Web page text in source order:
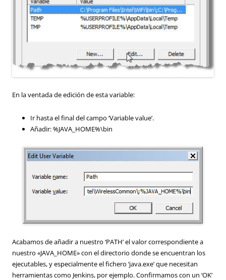
En la ventada de edición de esta variable:
Ir hasta el final del campo ‘Variable value’.
Añadir: %JAVA_HOME%\bin
Acabamos de añadir a nuestro ‘PATH’ el valor correspondiente a
nuestro «JAVA_HOME» con el directorio donde se encuentran los
ejecutables, y especialmente el fichero ‘java.exe’ que necesitan
herramientas como Jenkins, por ejemplo. Confirmamos con un ‘OK’